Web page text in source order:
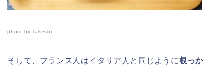
photo by Takeshi
そして、フランス人はイタリア人と同じように根っか